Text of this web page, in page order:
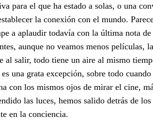
para el que ha estado a solas, o una
la conexión con el mundo.
a aplaudir todavía con la última nota
aunque no veamos menos películas,
al salir, todo tiene un aire al mismo
una grata excepción, sobre todo
con los mismos ojos de mirar el cine,
las luces, hemos salido detrás de
en la conciencia.